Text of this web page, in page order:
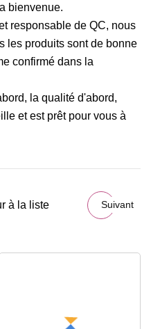
bienvenue.
responsable de QC, nous
les produits sont de bonne
confirmé dans la
la qualité d'abord,
et est prêt pour vous à
à la liste Suivant